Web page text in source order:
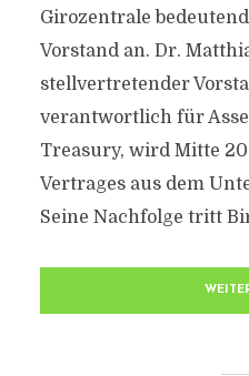
Girozentrale
Vorstand an. Dr.
stellvertretender
verantwortlich für
Treasury, wird Mitte
Vertrages aus dem
Seine Nachfolge tritt